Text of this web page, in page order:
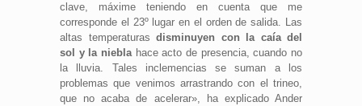
clave, máxime teniendo en cuenta que me
corresponde el 23º lugar en el orden de salida. Las
altas temperaturas disminuyen con la caía del
sol y la nieblahace acto de presencia, cuando no
la lluvia. Tales inclemencias se suman a los
problemas que venimos arrastrando con el trineo,
que no acaba de acelerar», ha explicado Ander